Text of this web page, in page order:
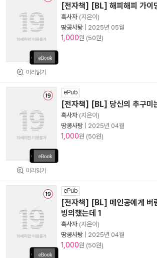
미리읽기
[전자책] [BL] 해피해피 가이
흑사자 (지은이)
땅콩사탕
2025년 05월
1,000원 (50원)
미리읽기
ePub
[전자책] [BL] 당신의 추구미
흑사자 (지은이)
땅콩사탕
2025년 04월
1,000원 (50원)
ePub
[전자책] [BL] 메인공에게 버
빙의했는데 1
흑사자 (지은이)
땅콩사탕
2025년 04월
1,000원 (50원)